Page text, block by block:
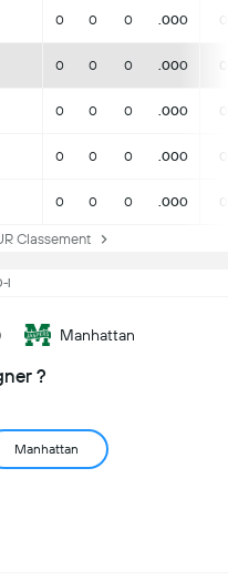
0 0 0 .000 0
0 0 0 .000 0
0 0 0 .000 0
0 0 0 .000 0
0 0 0 .000 0
Classement
I
Manhattan
?
Manhattan